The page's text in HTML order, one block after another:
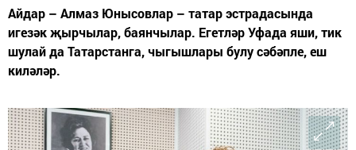
Айдар – Алмаз Юнысовлар – татар эстрадасында
игезәк җырчылар, баянчылар. Егетләр Уфада яши, тик
шулай да Татарстанга, чыгышлары булу сәбәпле, еш
киләләр.